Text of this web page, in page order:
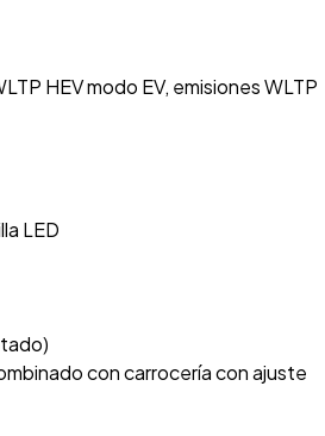
HEV modo EV, emisiones WLTP
LED
con carrocería con ajuste